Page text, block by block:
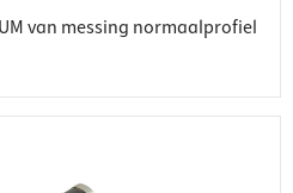
van messing normaalprofiel